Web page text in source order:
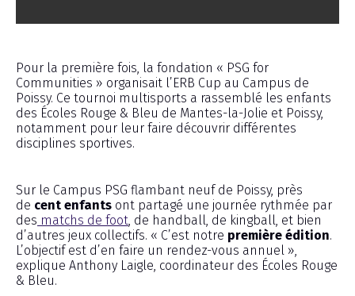
Pour la première fois, la fondation « PSG for
Communities » organisait l’ERB Cup au Campus de
Poissy. Ce tournoi multisports a rassemblé les enfants
des Écoles Rouge & Bleu de Mantes-la-Jolie et Poissy,
notamment pour leur faire découvrir différentes
disciplines sportives.
Sur le Campus PSG flambant neuf de Poissy, près
de cent enfants ont partagé une journée rythmée par
des matchs de foot , de handball, de kingball, et bien
d’autres jeux collectifs. « C’est notre première édition.
L’objectif est d’en faire un rendez-vous annuel »,
explique Anthony Laigle, coordinateur des Écoles Rouge
& Bleu.